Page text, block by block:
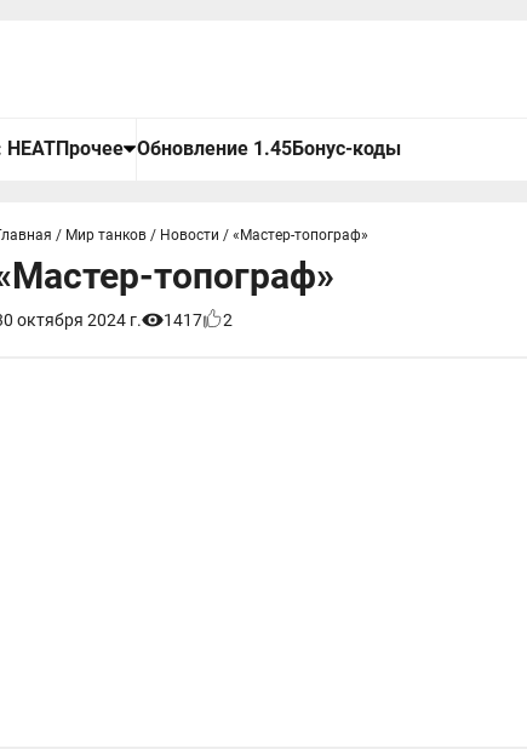
HEATПрочее Обновление 1.45Бонус-коды
/ Мир танков / Новости / «Мастер-топограф»
топограф»
октября 2024 г. 1417 2